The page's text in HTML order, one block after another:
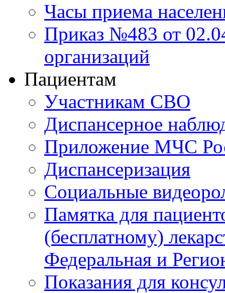
Часы приема
Приказ №483 от
организаций
Пациентам
Участникам СВО
Диспансерное
Приложение МЧС
Диспансеризация
Социальные
Памятка для
(бесплатному)
Федеральная и
Показания для